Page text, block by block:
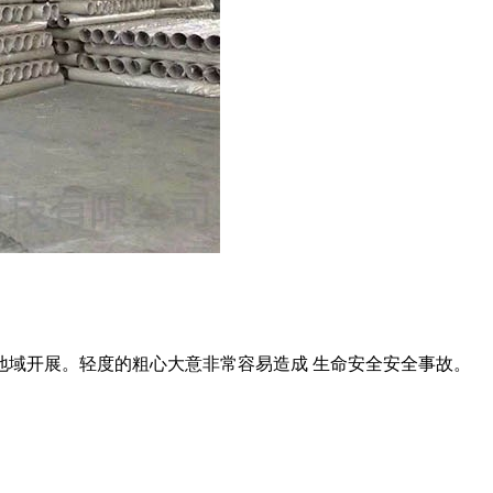
开展。轻度的粗心大意非常容易造成 生命安全安全事故。